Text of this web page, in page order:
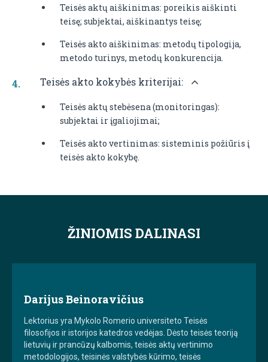
Teisės aktų aiškinimas: poreikis aiškinti
teisę; subjektai, aiškinantys teisę;
Teisės akto aiškinimas: metodų tipologija,
metodo turinys, metodų konkurencija.
Teisės akto kokybės kriterijai:
Teisės aktų stebėsena (monitoringas):
subjektai ir įgaliojimai;
Teisės akto vertinimas: sisteminis požiūris į
teisės akto kokybę.
ŽINIOMIS DALINASI
Darijus Beinoravičius
Lektorius yra Mykolo Romerio universiteto Teisės
filosofijos ir istorijos katedros vedėjas. Dėsto teisės teoriją
lietuvių ir prancūzų kalbomis, teisės aktų vertinimo
metodologijos, teisinės valstybės kūrimo, teisės